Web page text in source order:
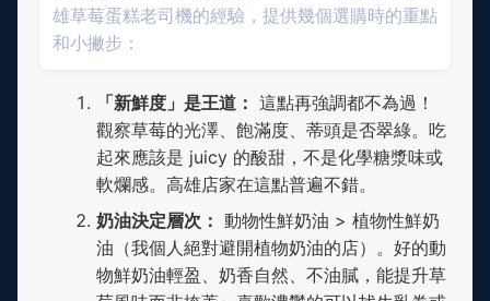
雄草莓蛋糕老司機的經驗，提供幾個選購時的重點
和小撇步：
「新鮮度」是王道： 這點再強調都不為過！
觀察草莓的光澤、飽滿度、蒂頭是否翠綠。吃
起來應該是 juicy 的酸甜，不是化學糖漿味或
軟爛感。高雄店家在這點普遍不錯。
奶油決定層次： 動物性鮮奶油 > 植物性鮮奶
油（我個人絕對避開植物奶油的店）。好的動
物鮮奶油輕盈、奶香自然、不油膩，能提升草